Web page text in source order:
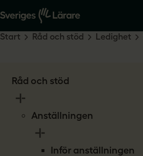
Råd och stöd
Anställningen
Inför anställningen
Start Råd och stöd Ledighet